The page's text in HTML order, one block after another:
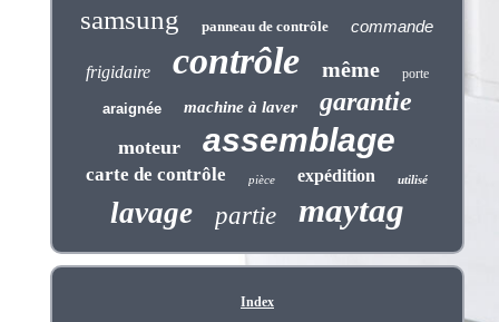
samsung panneau de contrôle commande
frigidaire contrôle même porte
araignée machine à laver garantie
moteur assemblage
carte de contrôle pièce expédition utilisé
lavage partie maytag
Index